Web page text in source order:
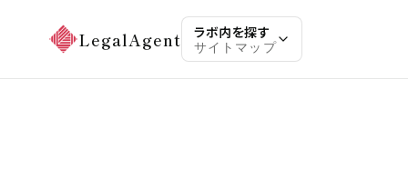
LegalAgent ラボ内を探す
サイトマップ